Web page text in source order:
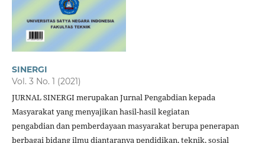
SINERGI
Vol. 3 No. 1 (2021)
JURNAL SINERGI merupakan Jurnal Pengabdian kepada
Masyarakat yang menyajikan hasil-hasil kegiatan
pengabdian dan pemberdayaan masyarakat berupa penerapan
berbagai bidang ilmu diantaranya pendidikan, teknik, sosial